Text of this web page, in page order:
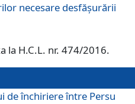
necesare desfăşurării
la H.C.L. nr. 474/2016.
de închiriere între Persu